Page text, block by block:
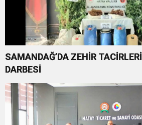
SAMANDAĞ’DA ZEHİR
DARBESİ